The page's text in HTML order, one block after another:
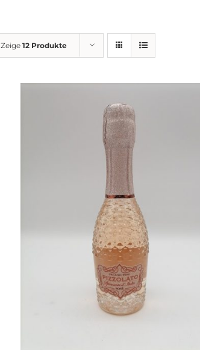
Zeige12 Produkte